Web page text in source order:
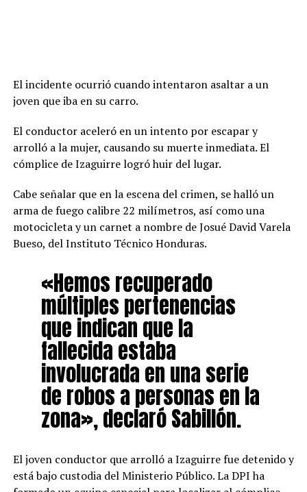
El incidente ocurrió cuando intentaron asaltar a un
joven que iba en su carro.
El conductor aceleró en un intento por escapar y
arrolló a la mujer, causando su muerte inmediata. El
cómplice de Izaguirre logró huir del lugar.
Cabe señalar que en la escena del crimen, se halló un
arma de fuego calibre 22 milímetros, así como una
motocicleta y un carnet a nombre de Josué David Varela
Bueso, del Instituto Técnico Honduras.
«Hemos recuperado
múltiples pertenencias
que indican que la
fallecida estaba
involucrada en una serie
de robos a personas en la
zona», declaró Sabillón.
El joven conductor que arrolló a Izaguirre fue detenido y
está bajo custodia del Ministerio Público. La DPI ha